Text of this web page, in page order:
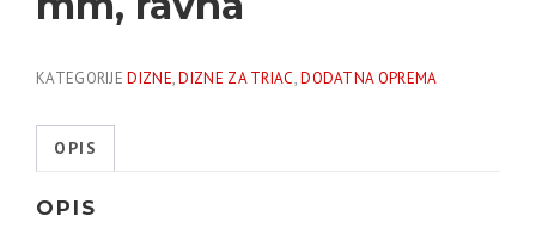
KATEGORIJEDIZNE,DIZNE ZA TRIAC,DODATNA OPREMA
OPIS
OPIS